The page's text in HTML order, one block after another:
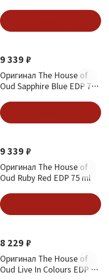
9 339 ₽
Оригинал The House of
Oud Sapphire Blue EDP 75
9 339 ₽
Оригинал The House of
Oud Ruby Red EDP 75 ml
8 229 ₽
Оригинал The House of
Oud Live In Colours EDP 75